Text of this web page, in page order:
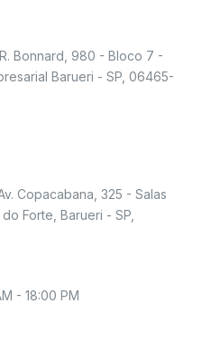
Bonnard, 980 - Bloco 7 -
Barueri - SP, 06465-
Copacabana, 325 - Salas
do Forte, Barueri - SP,
- 18:00 PM